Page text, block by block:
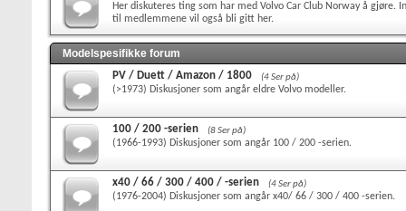
Her diskuteres ting som har med Volvo Car Club Norway å gjøre.
til medlemmene vil også bli gitt her.
Modelspesifikke forum
PV / Duett / Amazon / 1800 (4 Ser på)
(>1973) Diskusjoner som angår eldre Volvo modeller.
100 / 200 -serien (8 Ser på)
(1966-1993) Diskusjoner som angår 100 / 200 -serien.
x40 / 66 / 300 / 400 / -serien (4 Ser på)
(1976-2004) Diskusjoner som angår x40/ 66 / 300 / 400 -serien.